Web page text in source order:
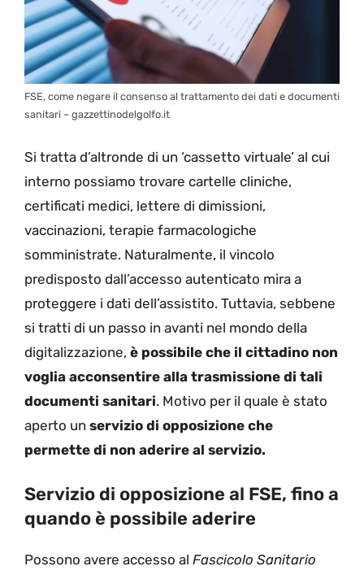
FSE, come negare il consenso al trattamento dei dati e documenti
sanitari – gazzettinodelgolfo.it
Si tratta d’altronde di un ‘cassetto virtuale’ al cui
interno possiamo trovare cartelle cliniche,
certificati medici, lettere di dimissioni,
vaccinazioni, terapie farmacologiche
somministrate. Naturalmente, il vincolo
predisposto dall’accesso autenticato mira a
proteggere i dati dell’assistito. Tuttavia, sebbene
si tratti di un passo in avanti nel mondo della
digitalizzazione, è possibile che il cittadino non
voglia acconsentire alla trasmissione di tali
documenti sanitari. Motivo per il quale è stato
aperto un servizio di opposizione che
permette di non aderire al servizio.
Servizio di opposizione al FSE, fino a
quando è possibile aderire
Possono avere accesso al Fascicolo Sanitario